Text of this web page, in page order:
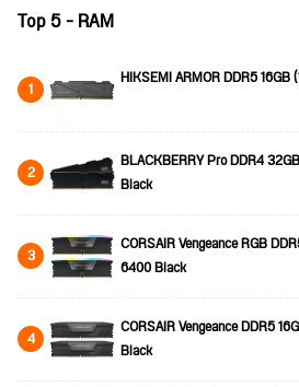
Top 5 - RAM
1 HIKSEMI ARMOR DDR5 16GB
2
BLACKBERRY Pro DDR4
Black
3
CORSAIR Vengeance RGB
6400 Black
4
CORSAIR Vengeance DDR5
Black